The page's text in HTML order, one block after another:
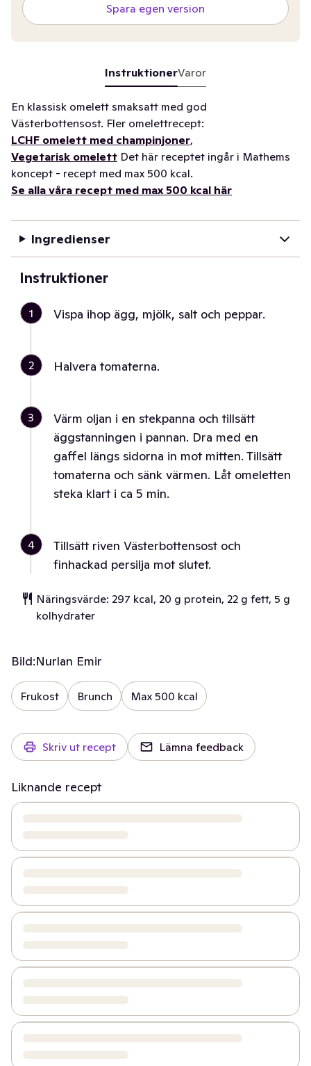
Spara egen version
InstruktionerVaror
En klassisk omelett smaksatt med god
Västerbottensost. Fler omelettrecept:
LCHF omelett med champinjoner,
Vegetarisk omelett Det här receptet ingår i Mathems
koncept - recept med max 500 kcal.
Se alla våra recept med max 500 kcal här
Ingredienser
Instruktioner
1 Vispa ihop ägg, mjölk, salt och peppar.
2 Halvera tomaterna.
3
Värm oljan i en stekpanna och tillsätt
äggstanningen i pannan. Dra med en
gaffel längs sidorna in mot mitten. Tillsätt
tomaterna och sänk värmen. Låt omeletten
steka klart i ca 5 min.
4
Tillsätt riven Västerbottensost och
finhackad persilja mot slutet.
Näringsvärde: 297 kcal, 20 g protein, 22 g fett, 5 g
kolhydrater
Bild:Nurlan Emir
Frukost Brunch Max 500 kcal
Skriv ut recept Lämna feedback
Liknande recept